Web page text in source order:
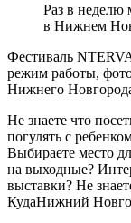
Раз в неделю
в Нижнем
Фестиваль
режим работы,
Нижнего
Не знаете что
погулять с
Выбираете место
на выходные?
выставки? Не
КудаНижний